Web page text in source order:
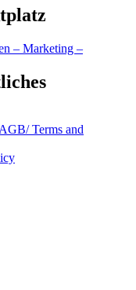
– Marketing –
Terms and